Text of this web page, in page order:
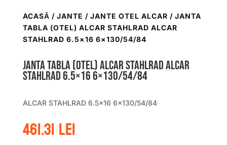
ACASĂ / JANTE / JANTE OTEL ALCAR / JANTA
TABLA (OTEL) ALCAR STAHLRAD ALCAR
STAHLRAD 6.5×16 6×130/54/84
Janta tabla (otel) ALCAR STAHLRAD ALCAR
STAHLRAD 6.5×16 6×130/54/84
ALCAR STAHLRAD 6.5×16 6×130/54/84
461.31lei